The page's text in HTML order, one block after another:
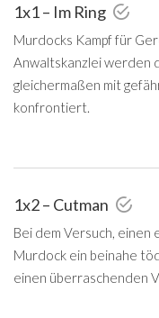
1x1 – Im Ring
Murdocks Kampf für
Anwaltskanzlei werden
gleichermaßen mit
konfrontiert.
1x2 – Cutman
Bei dem Versuch,
Murdock ein beinahe
einen überraschenden